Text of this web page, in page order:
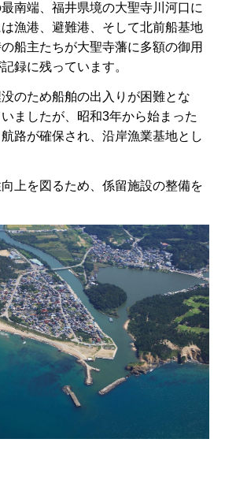
南端、福井県境の大聖寺川河口に
漁港、避難港、そして北前船基地
船主たちが大聖寺藩に多額の御用
録に残っています。
のため船舶の出入りが困難とな
ましたが、昭和3年から始まった
路が確保され、沿岸漁業基地とし
上を図るため、係留施設の整備を